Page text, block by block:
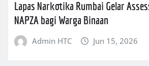
Lapas Narkotika Rumbai Gelar
NAPZA bagi Warga Binaan
Admin HTC Jun 15, 2026